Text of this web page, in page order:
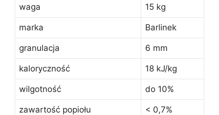
waga 15 kg
marka Barlinek
granulacja 6 mm
kaloryczność 18 kJ/kg
wilgotność do 10%
zawartość popiołu < 0,7%